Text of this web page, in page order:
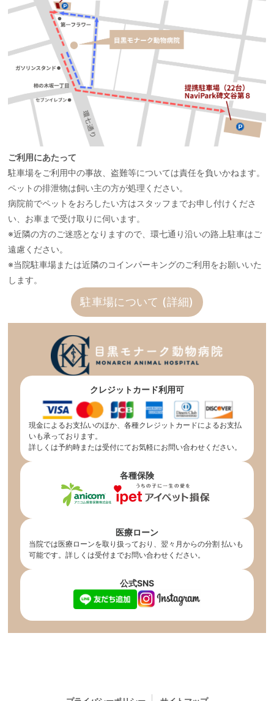
ご利用にあたって
駐車場をご利用中の事故、盗難等については責任を負いかねます。
ペットの排泄物は飼い主の方が処理ください。
病院前でペットをおろしたい方はスタッフまでお申し付けくださ
い、お車まで受け取りに伺います。
※近隣の方のご迷惑となりますので、環七通り沿いの路上駐車はご
遠慮ください。
※当院駐車場または近隣のコインパーキングのご利用をお願いいた
します。
駐車場について (詳細)
クレジットカード利用可
現金によるお支払いのほか、各種クレジットカードによるお支払
いも承っております。
詳しくは予約時または受付にてお気軽にお問い合わせください。
各種保険
医療ローン
当院では医療ローンを取り扱っており、翌々月からの分割 払いも
可能です。詳しくは受付までお問い合わせください。
公式SNS